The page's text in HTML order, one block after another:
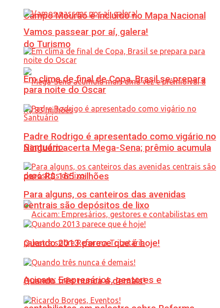
Campo Mourão é incluído no Mapa Nacional
do Turismo
Ninguém acerta Mega-Sena; prêmio acumula
para R$ 165 milhões
Acicam: Empresários, gestores e
Vamos passear por aí, galera!
Em clima de final de Copa, Brasil se prepara
para noite do Oscar
Padre Rodrigo é apresentado como vigário no
Santuário
Para alguns, os canteiros das avenidas
centrais são depósitos de lixo
Quando 2013 parece que é hoje!
Quando três nunca é demais!